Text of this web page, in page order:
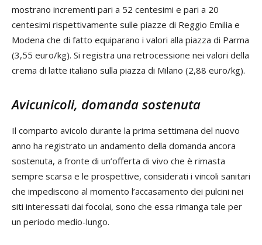
mostrano incrementi pari a 52 centesimi e pari a 20
centesimi rispettivamente sulle piazze di Reggio Emilia e
Modena che di fatto equiparano i valori alla piazza di Parma
(3,55 euro/kg). Si registra una retrocessione nei valori della
crema di latte italiano sulla piazza di Milano (2,88 euro/kg).
Avicunicoli, domanda sostenuta
Il comparto avicolo durante la prima settimana del nuovo
anno ha registrato un andamento della domanda ancora
sostenuta, a fronte di un’offerta di vivo che è rimasta
sempre scarsa e le prospettive, considerati i vincoli sanitari
che impediscono al momento l’accasamento dei pulcini nei
siti interessati dai focolai, sono che essa rimanga tale per
un periodo medio-lungo.